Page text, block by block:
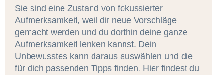
Sie sind eine Zustand von fokussierter
Aufmerksamkeit, weil dir neue Vorschläge
gemacht werden und du dorthin deine ganze
Aufmerksamkeit lenken kannst. Dein
Unbewusstes kann daraus auswählen und die
für dich passenden Tipps finden. Hier findest du